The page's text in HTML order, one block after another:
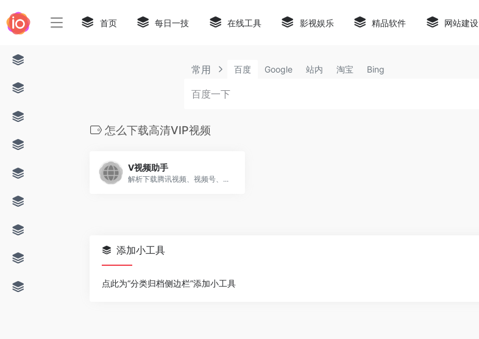
首页 每日一技 在线工具 影视娱乐 精品软件 网站建设
常用 百度 Google 站内 淘宝 Bing
怎么下载高清VIP视频
V视频助手
解析下载腾讯视频、视频号、...
添加小工具
点此为“分类归档侧边栏”添加小工具